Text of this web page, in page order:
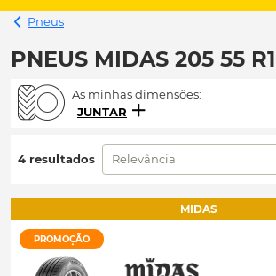
Pneus
PNEUS MIDAS 205 55
As minhas dimensões:
JUNTAR
4 resultados Relevância
MIDAS
PROMOÇÃO